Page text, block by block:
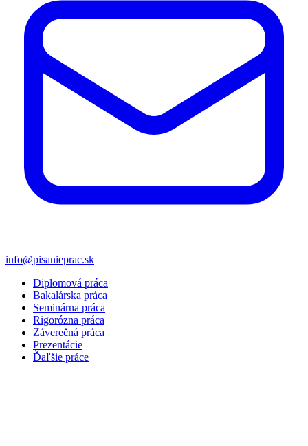
info@pisanieprac.sk
Diplomová práca
Bakalárska práca
Seminárna práca
Rigorózna práca
Záverečná práca
Prezentácie
Ďaľšie práce